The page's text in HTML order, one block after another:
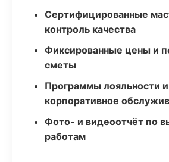
Сертифицированные
контроль качества
Фиксированные цены и
сметы
Программы лояльности и
корпоративное
Фото- и видеоотчёт по
работам